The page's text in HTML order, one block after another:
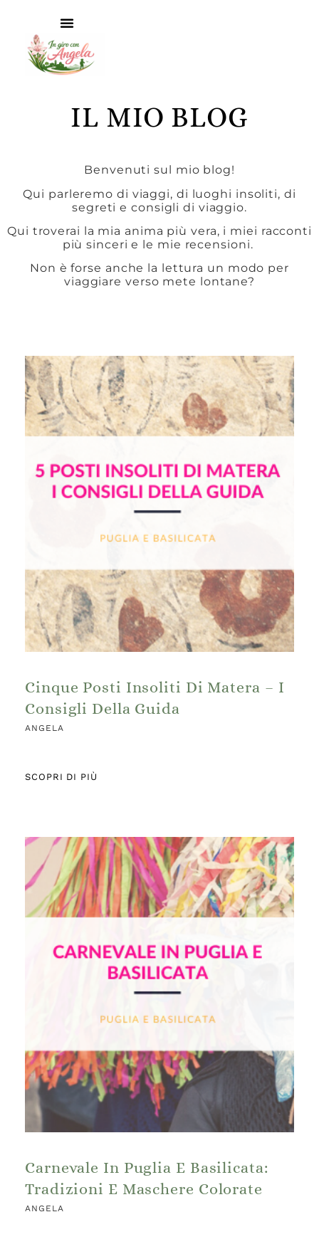
IL MIO BLOG
Benvenuti sul mio blog!
Qui parleremo di viaggi, di luoghi insoliti, di
segreti e consigli di viaggio.
Qui troverai la mia anima più vera, i miei racconti
più sinceri e le mie recensioni.
Non è forse anche la lettura un modo per
viaggiare verso mete lontane?
Cinque Posti Insoliti Di Matera – I
Consigli Della Guida
ANGELA
SCOPRI DI PIÙ
Carnevale In Puglia E Basilicata:
Tradizioni E Maschere Colorate
ANGELA